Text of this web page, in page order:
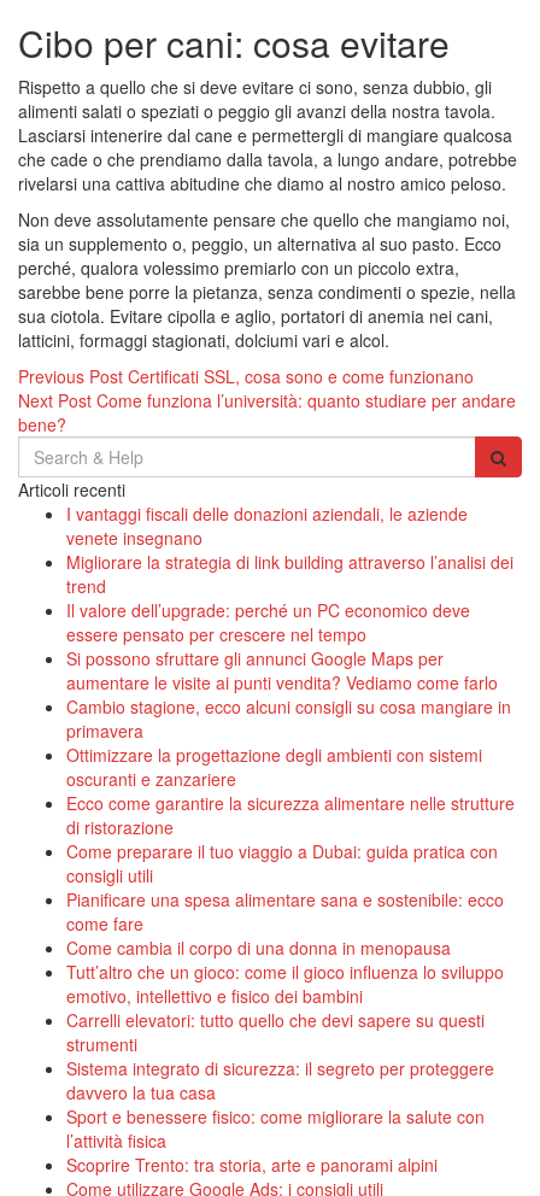
Cibo per cani: cosa evitare
Rispetto a quello che si deve evitare ci sono, senza dubbio, gli
alimenti salati o speziati o peggio gli avanzi della nostra tavola.
Lasciarsi intenerire dal cane e permettergli di mangiare qualcosa
che cade o che prendiamo dalla tavola, a lungo andare, potrebbe
rivelarsi una cattiva abitudine che diamo al nostro amico peloso.
Non deve assolutamente pensare che quello che mangiamo noi,
sia un supplemento o, peggio, un alternativa al suo pasto. Ecco
perché, qualora volessimo premiarlo con un piccolo extra,
sarebbe bene porre la pietanza, senza condimenti o spezie, nella
sua ciotola. Evitare cipolla e aglio, portatori di anemia nei cani,
latticini, formaggi stagionati, dolciumi vari e alcol.
Navigazione
articoli
Previous Post Certificati SSL, cosa sono e come funzionano
Next Post Come funziona l’università: quanto studiare per andare
bene?
Search
for:
Articoli recenti
I vantaggi fiscali delle donazioni aziendali, le aziende
venete insegnano
Migliorare la strategia di link building attraverso l’analisi dei
trend
Il valore dell’upgrade: perché un PC economico deve
essere pensato per crescere nel tempo
Si possono sfruttare gli annunci Google Maps per
aumentare le visite ai punti vendita? Vediamo come farlo
Cambio stagione, ecco alcuni consigli su cosa mangiare in
primavera
Ottimizzare la progettazione degli ambienti con sistemi
oscuranti e zanzariere
Ecco come garantire la sicurezza alimentare nelle strutture
di ristorazione
Come preparare il tuo viaggio a Dubai: guida pratica con
consigli utili
Pianificare una spesa alimentare sana e sostenibile: ecco
come fare
Come cambia il corpo di una donna in menopausa
Tutt’altro che un gioco: come il gioco influenza lo sviluppo
emotivo, intellettivo e fisico dei bambini
Carrelli elevatori: tutto quello che devi sapere su questi
strumenti
Sistema integrato di sicurezza: il segreto per proteggere
davvero la tua casa
Sport e benessere fisico: come migliorare la salute con
l’attività fisica
Scoprire Trento: tra storia, arte e panorami alpini
Come utilizzare Google Ads: i consigli utili